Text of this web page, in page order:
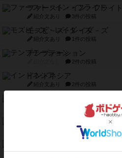
ファースト・イン・フライト
紹介文あり 3件の投稿
モズビ－ズ・レイダ－ズ
紹介文あり 1件の投稿
テンプテーション
2件の投稿
インドネシア
紹介文あり 2件の投稿
8件の投稿
9件の投稿
紹介文なし 1件の投稿